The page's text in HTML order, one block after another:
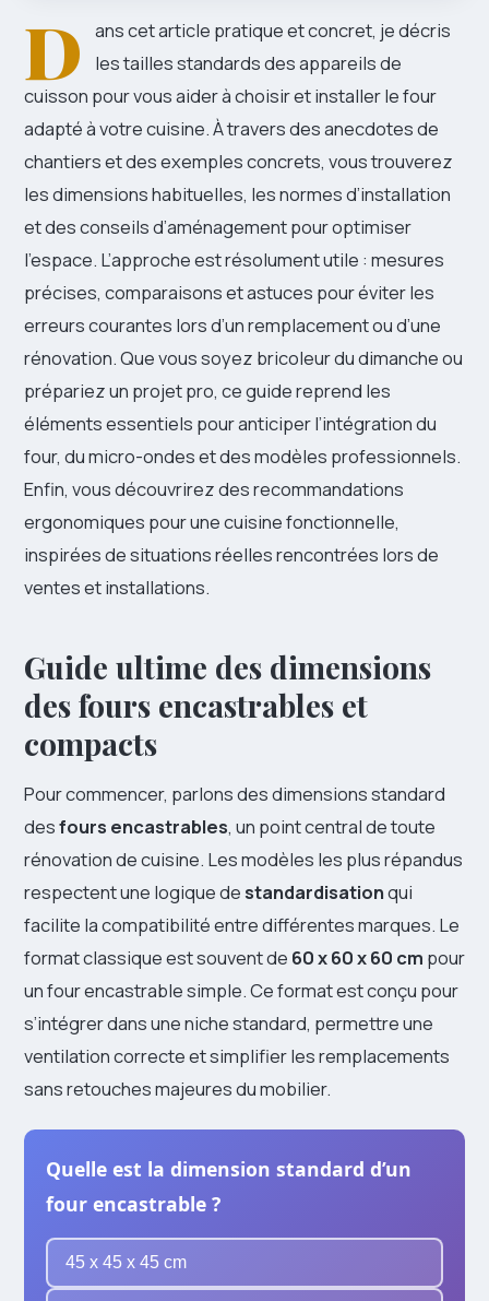
D
ans cet article pratique et concret, je décris
les tailles standards des appareils de
cuisson pour vous aider à choisir et installer le four
adapté à votre cuisine. À travers des anecdotes de
chantiers et des exemples concrets, vous trouverez
les dimensions habituelles, les normes d’installation
et des conseils d’aménagement pour optimiser
l’espace. L’approche est résolument utile : mesures
précises, comparaisons et astuces pour éviter les
erreurs courantes lors d’un remplacement ou d’une
rénovation. Que vous soyez bricoleur du dimanche ou
prépariez un projet pro, ce guide reprend les
éléments essentiels pour anticiper l’intégration du
four, du micro-ondes et des modèles professionnels.
Enfin, vous découvrirez des recommandations
ergonomiques pour une cuisine fonctionnelle,
inspirées de situations réelles rencontrées lors de
ventes et installations.
Guide ultime des dimensions
des fours encastrables et
compacts
Pour commencer, parlons des dimensions standard
desfours encastrables, un point central de toute
rénovation de cuisine. Les modèles les plus répandus
respectent une logique destandardisationqui
facilite la compatibilité entre différentes marques. Le
format classique est souvent de 60 x 60 x 60 cm pour
un four encastrable simple. Ce format est conçu pour
s’intégrer dans une niche standard, permettre une
ventilation correcte et simplifier les remplacements
sans retouches majeures du mobilier.
Quelle est la dimension standard d’un
four encastrable ?
45 x 45 x 45 cm